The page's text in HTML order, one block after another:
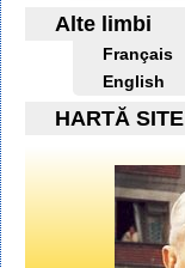
Alte limbi
Français
English
HARTĂ SITE